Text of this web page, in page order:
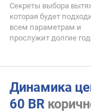
Секреты выбора
которая будет
всем параметрам и
прослужит долгие
Динамика
60 BR